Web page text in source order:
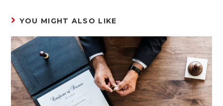
YOU MIGHT ALSO LIKE